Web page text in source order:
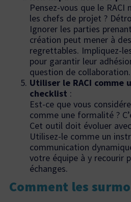
Pensez-vous que le RACI
les chefs de projet ?
Ignorer les parties
création peut mener à
regrettables. Impliquez-
pour garantir leur
question de collaboration.
Utiliser le RACI comme
checklist :
Est-ce que vous
comme une formalité ?
Cet outil doit évoluer
Utilisez-le comme un
communication
votre équipe à y recourir
échanges.
Comment les